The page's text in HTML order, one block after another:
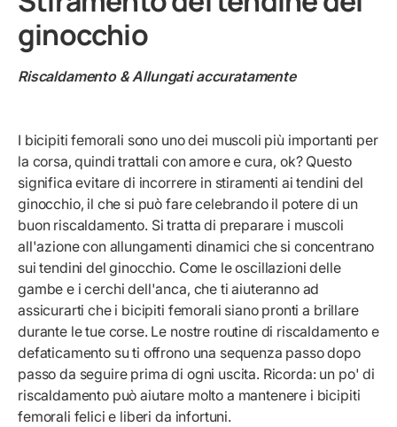
ginocchio
Riscaldamento & Allungati accuratamente
I bicipiti femorali sono uno dei muscoli più importanti per
la corsa, quindi trattali con amore e cura, ok? Questo
significa evitare di incorrere in stiramenti ai tendini del
ginocchio, il che si può fare celebrando il potere di un
buon riscaldamento. Si tratta di preparare i muscoli
all'azione con allungamenti dinamici che si concentrano
sui tendini del ginocchio. Come le oscillazioni delle
gambe e i cerchi dell'anca, che ti aiuteranno ad
assicurarti che i bicipiti femorali siano pronti a brillare
durante le tue corse. Le nostre routine di riscaldamento e
defaticamento suti offrono una sequenza passo dopo
passo da seguire prima di ogni uscita. Ricorda: un po' di
riscaldamento può aiutare molto a mantenere i bicipiti
femorali felici e liberi da infortuni.